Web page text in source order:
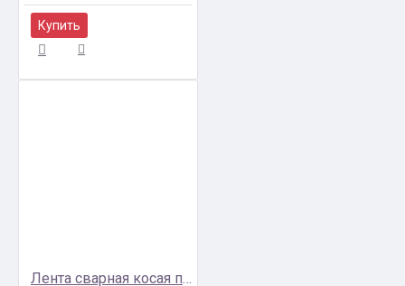
Купить